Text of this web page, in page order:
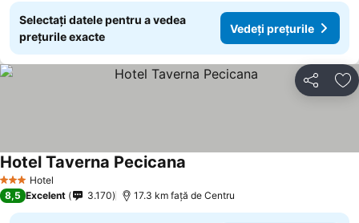
Selectați datele pentru a vedea
prețurile exacte
Vedeți prețurile
Distribuiți
3 SteleHotel
Hotel Taverna Pecicana
8,5 Excelent 3.170 17.3 km faţă de Centru